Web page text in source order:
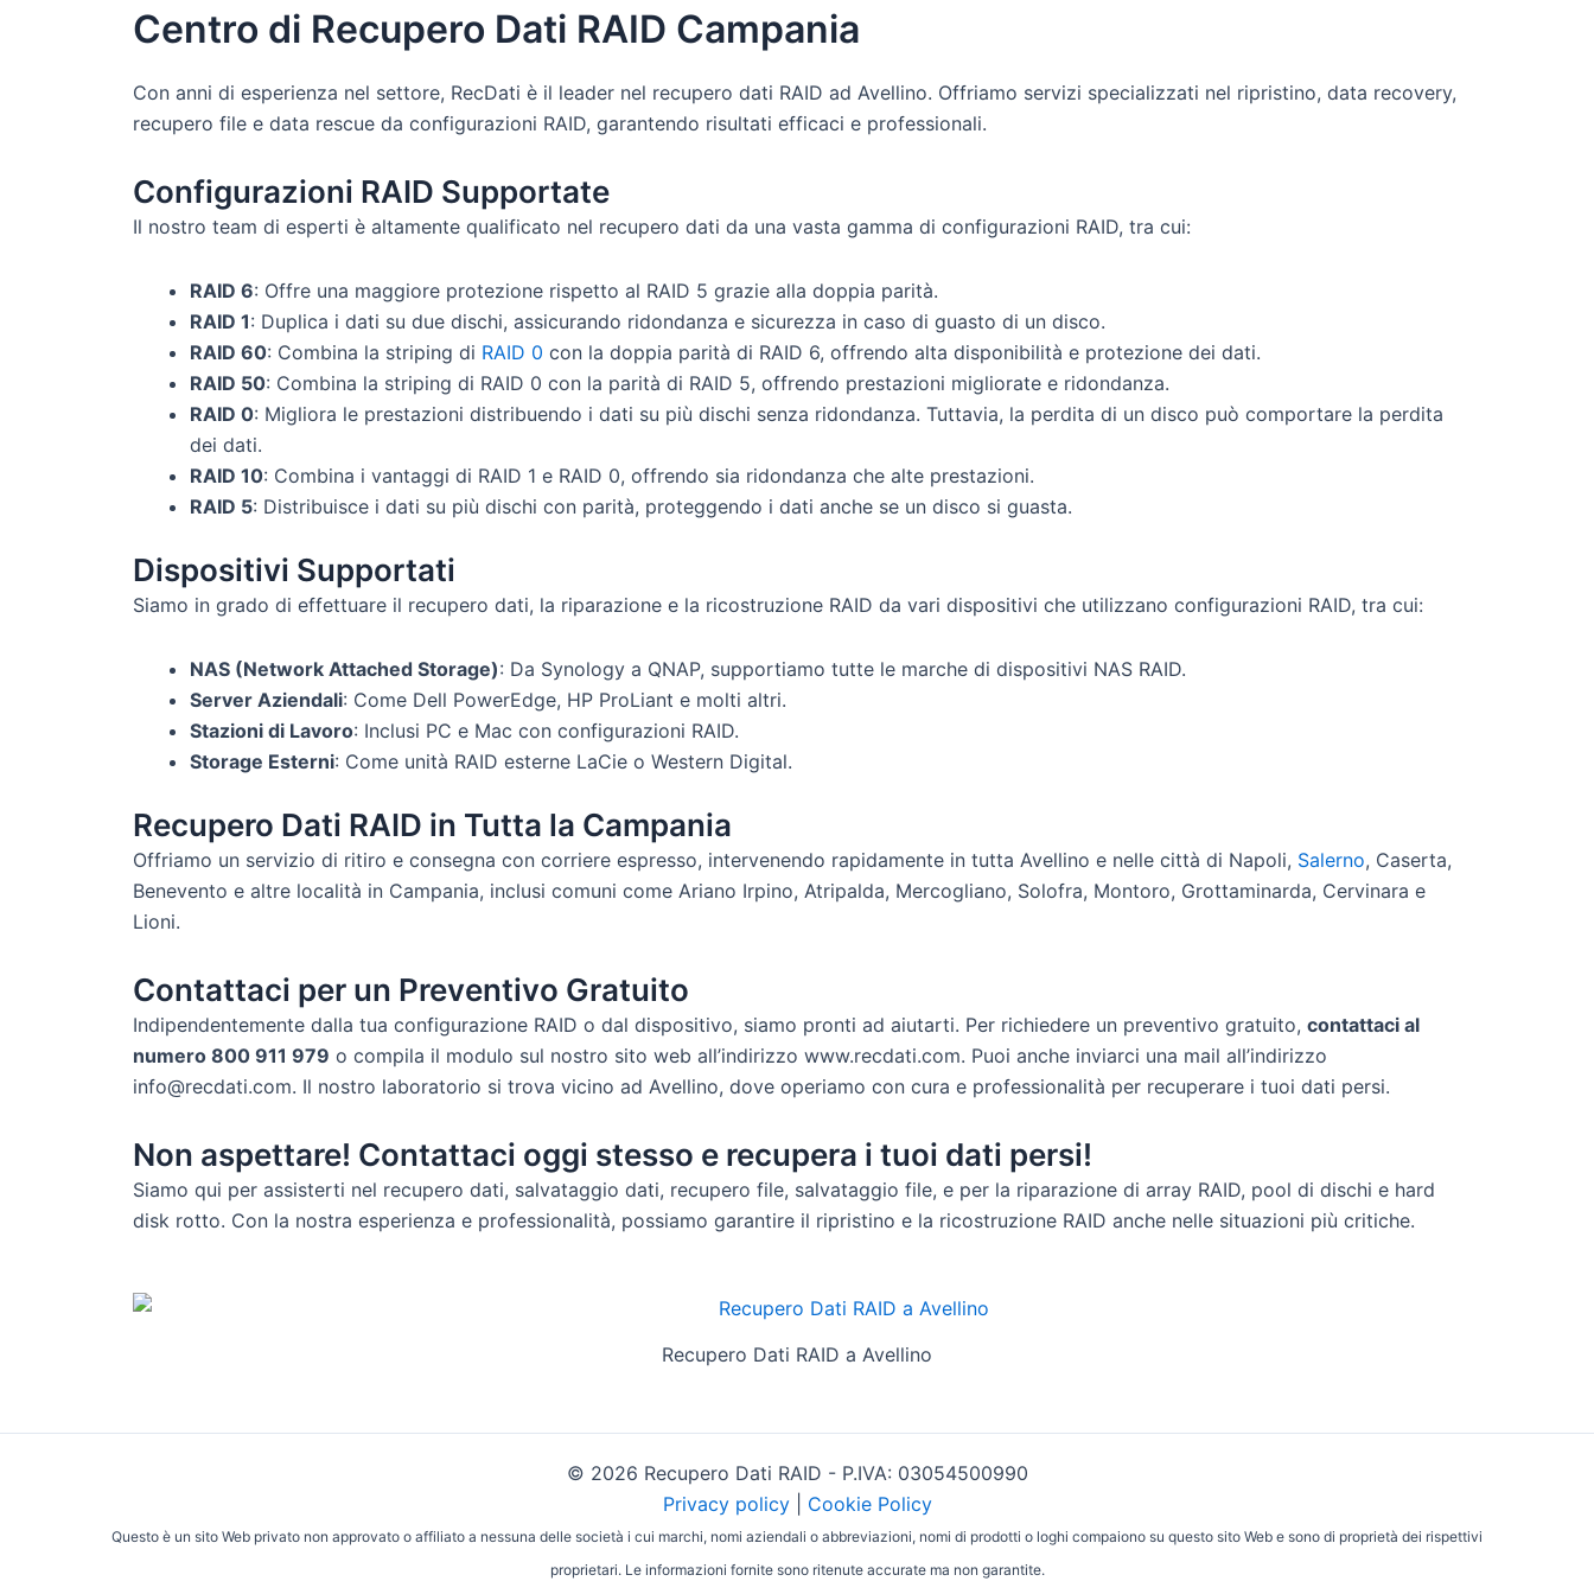
Centro di Recupero Dati RAID Campania
Con anni di esperienza nel settore, RecDati è il leader nel recupero dati RAID ad Avellino. Offriamo servizi specializzati nel ripristino, data recovery,
recupero file e data rescue da configurazioni RAID, garantendo risultati efficaci e professionali.
Configurazioni RAID Supportate
Il nostro team di esperti è altamente qualificato nel recupero dati da una vasta gamma di configurazioni RAID, tra cui:
RAID 6: Offre una maggiore protezione rispetto al RAID 5 grazie alla doppia parità.
RAID 1: Duplica i dati su due dischi, assicurando ridondanza e sicurezza in caso di guasto di un disco.
RAID 60: Combina la striping di RAID 0 con la doppia parità di RAID 6, offrendo alta disponibilità e protezione dei dati.
RAID 50: Combina la striping di RAID 0 con la parità di RAID 5, offrendo prestazioni migliorate e ridondanza.
RAID 0: Migliora le prestazioni distribuendo i dati su più dischi senza ridondanza. Tuttavia, la perdita di un disco può comportare la perdita
dei dati.
RAID 10: Combina i vantaggi di RAID 1 e RAID 0, offrendo sia ridondanza che alte prestazioni.
RAID 5: Distribuisce i dati su più dischi con parità, proteggendo i dati anche se un disco si guasta.
Dispositivi Supportati
Siamo in grado di effettuare il recupero dati, la riparazione e la ricostruzione RAID da vari dispositivi che utilizzano configurazioni RAID, tra cui:
NAS (Network Attached Storage): Da Synology a QNAP, supportiamo tutte le marche di dispositivi NAS RAID.
Server Aziendali: Come Dell PowerEdge, HP ProLiant e molti altri.
Stazioni di Lavoro: Inclusi PC e Mac con configurazioni RAID.
Storage Esterni: Come unità RAID esterne LaCie o Western Digital.
Recupero Dati RAID in Tutta la Campania
Offriamo un servizio di ritiro e consegna con corriere espresso, intervenendo rapidamente in tutta Avellino e nelle città di Napoli, Salerno, Caserta,
Benevento e altre località in Campania, inclusi comuni come Ariano Irpino, Atripalda, Mercogliano, Solofra, Montoro, Grottaminarda, Cervinara e
Lioni.
Contattaci per un Preventivo Gratuito
Indipendentemente dalla tua configurazione RAID o dal dispositivo, siamo pronti ad aiutarti. Per richiedere un preventivo gratuito, contattaci al
numero 800 911 979 o compila il modulo sul nostro sito web all’indirizzo www.recdati.com. Puoi anche inviarci una mail all’indirizzo
info@recdati.com. Il nostro laboratorio si trova vicino ad Avellino, dove operiamo con cura e professionalità per recuperare i tuoi dati persi.
Non aspettare! Contattaci oggi stesso e recupera i tuoi dati persi!
Siamo qui per assisterti nel recupero dati, salvataggio dati, recupero file, salvataggio file, e per la riparazione di array RAID, pool di dischi e hard
disk rotto. Con la nostra esperienza e professionalità, possiamo garantire il ripristino e la ricostruzione RAID anche nelle situazioni più critiche.
Recupero Dati RAID a Avellino
© 2026 Recupero Dati RAID - P.IVA: 03054500990
Privacy policy| Cookie Policy
Questo è un sito Web privato non approvato o affiliato a nessuna delle società i cui marchi, nomi aziendali o abbreviazioni, nomi di prodotti o loghi compaiono su questo sito Web e sono di proprietà dei rispettivi
proprietari. Le informazioni fornite sono ritenute accurate ma non garantite.